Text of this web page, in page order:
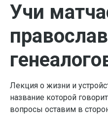
Учи
Лекция о жизни и
название которой
вопросы оставим в